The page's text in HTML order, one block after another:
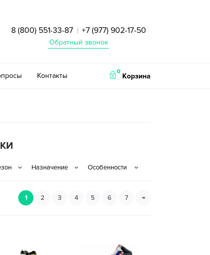
8 (800) 551-33-87 | +7 (977) 902-17-50
Обратный звонок
Контакты 0
Корзина
1 2 3 4 5 6 7 →